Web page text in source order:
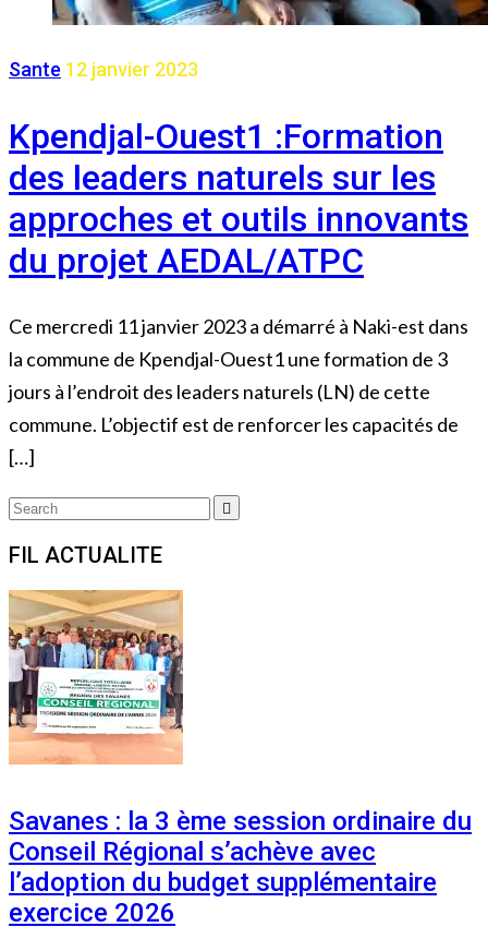
Sante 12 janvier 2023
Kpendjal-Ouest1 :Formation
des leaders naturels sur les
approches et outils innovants
du projet AEDAL/ATPC
Ce mercredi 11 janvier 2023 a démarré à Naki-est dans
la commune de Kpendjal-Ouest1 une formation de 3
jours à l’endroit des leaders naturels (LN) de cette
commune. L’objectif est de renforcer les capacités de
[…]
Search
FIL ACTUALITE
Savanes : la 3 ème session ordinaire du
Conseil Régional s’achève avec
l’adoption du budget supplémentaire
exercice 2026